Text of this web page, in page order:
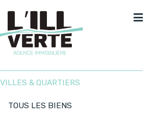
VILLES & QUARTIERS
TOUS LES BIENS